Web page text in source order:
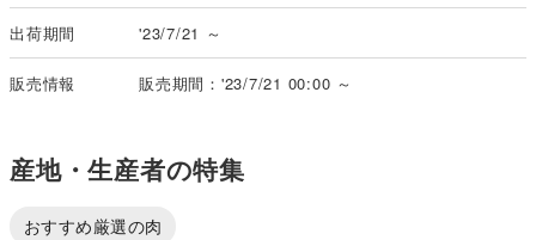
出荷期間 '23/7/21 ～
販売情報 販売期間：'23/7/21 00:00 ～
産地・生産者の特集
おすすめ厳選の肉